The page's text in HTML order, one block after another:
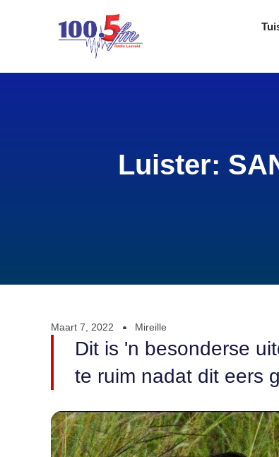
Luister:
Maart 7, 2022 Mireille
Dit is 'n besonderse
te ruim nadat dit eers